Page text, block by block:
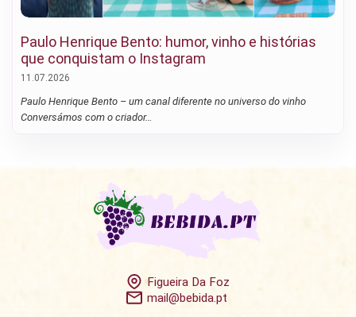
Paulo Henrique Bento: humor, vinho e histórias
que conquistam o Instagram
11.07.2026
Paulo Henrique Bento – um canal diferente no universo do vinho
Conversámos com o criador…
Figueira Da Foz
mail@bebida.pt